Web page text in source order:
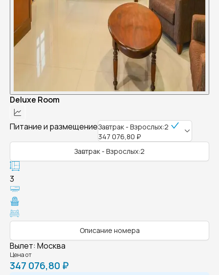
Deluxe Room
Питание и размещениеЗавтрак - Взрослых:2
347 076,80 ₽
Завтрак - Взрослых:2
3
Описание номера
Вылет: Москва
Цена от
347 076,80 ₽